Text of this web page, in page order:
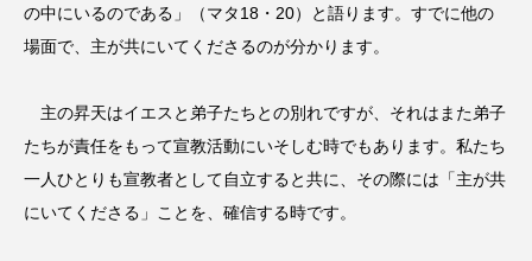
の中にいるのである」（マタ18・20）と語ります。すでに他の
場面で、主が共にいてくださるのが分かります。
主の昇天はイエスと弟子たちとの別れですが、それはまた弟子
たちが責任をもって宣教活動にいそしむ時でもあります。私たち
一人ひとりも宣教者として自立すると共に、その際には「主が共
にいてくださる」ことを、確信する時です。